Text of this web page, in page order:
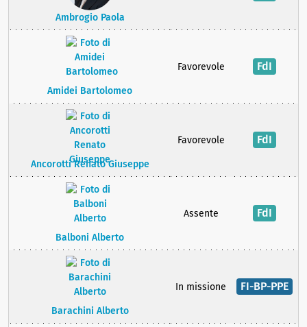
Ambrogio Paola
Amidei Bartolomeo
Favorevole FdI
Ancorotti Renato Giuseppe
Favorevole FdI
Balboni Alberto
Assente FdI
Barachini Alberto
In missione FI-BP-PPE